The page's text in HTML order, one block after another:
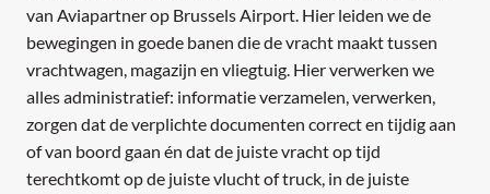
van Aviapartner op Brussels Airport. Hier leiden we de
bewegingen in goede banen die de vracht maakt tussen
vrachtwagen, magazijn en vliegtuig. Hier verwerken we
alles administratief: informatie verzamelen, verwerken,
zorgen dat de verplichte documenten correct en tijdig aan
of van boord gaan én dat de juiste vracht op tijd
terechtkomt op de juiste vlucht of truck, in de juiste